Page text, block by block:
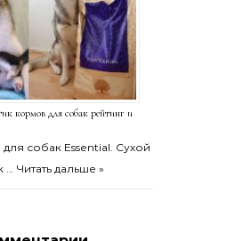
кормов для собак рейтинг и
собак Essential. Сухой
… Читать дальше »